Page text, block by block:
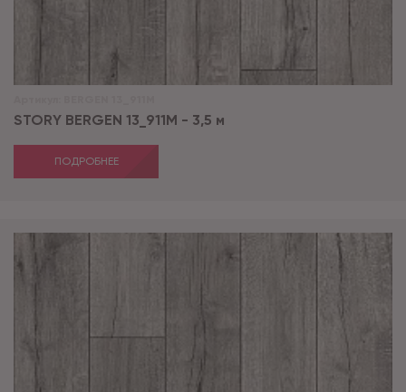
STORY BERGEN 13_911M - 3,5 м
ПОДРОБНЕЕ